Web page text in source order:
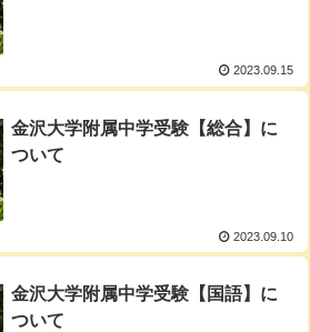
2023.09.15
金沢大学附属中学受験【総合】に
ついて
2023.09.10
金沢大学附属中学受験【国語】に
ついて